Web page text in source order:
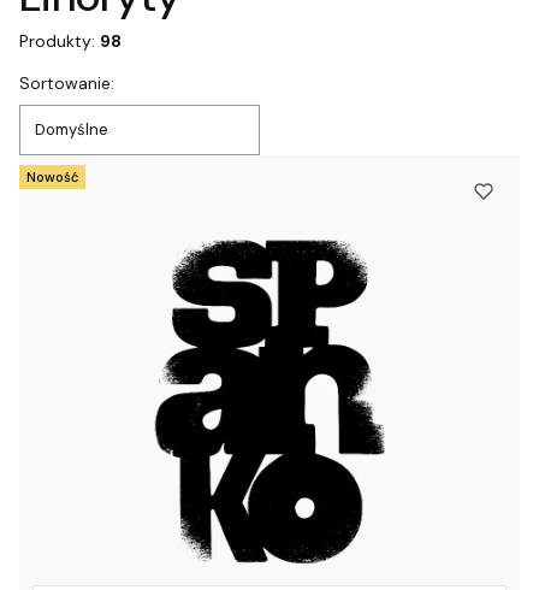
Produkty: 98
Lista produktów
Sortowanie:
Domyślne
Nowość